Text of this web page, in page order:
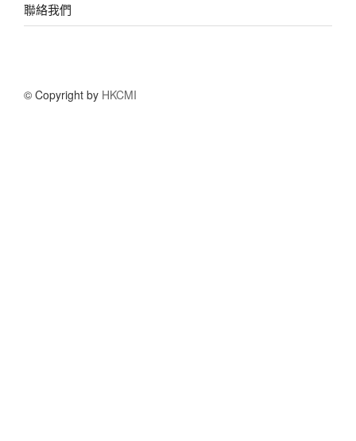
聯絡我們
© Copyright by HKCMI